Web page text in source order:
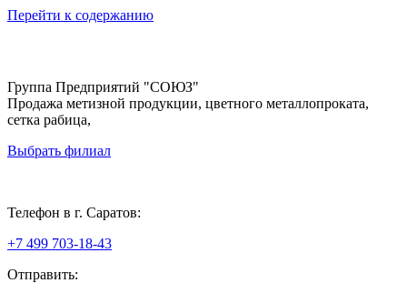
Перейти к содержанию
Группа Предприятий "СОЮЗ"
Продажа метизной продукции, цветного металлопроката,
сетка рабица,
Выбрать филиал
Телефон в г. Саратов:
+7 499 703-18-43
Отправить: